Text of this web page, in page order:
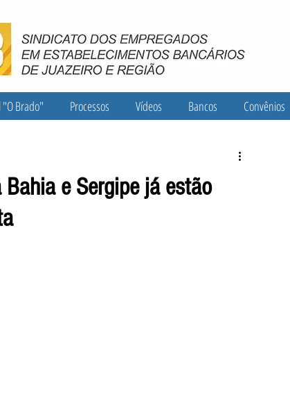
"O Brado" Processos Vídeos Bancos Convênios
e Sergipe já estão